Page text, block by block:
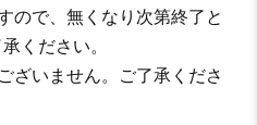
ので、無くなり次第終了と
ください。
ざいません。ご了承くださ